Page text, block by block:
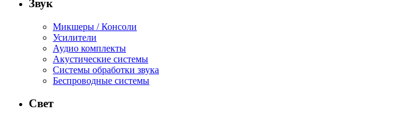
Звук
Микшеры / Консоли
Усилители
Аудио комплекты
Акустические системы
Системы обработки звука
Беспроводные системы
Свет